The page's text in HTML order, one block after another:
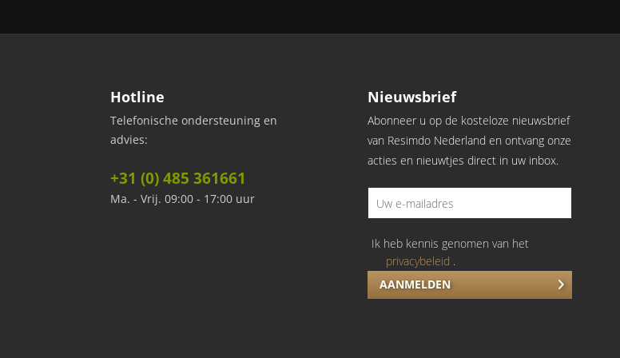
Hotline
Telefonische ondersteuning en
advies:
+31 (0) 485 361661
Ma. - Vrij. 09:00 - 17:00 uur
Nieuwsbrief
Abonneer u op de kosteloze nieuwsbrief
van Resimdo Nederland en ontvang onze
acties en nieuwtjes direct in uw inbox.
AANMELDEN
Ik heb kennis genomen van het
privacybeleid .